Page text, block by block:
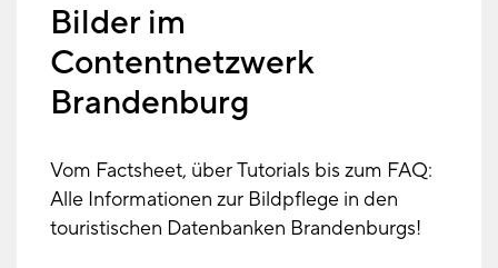
Bilder im
Contentnetzwerk
Brandenburg
Vom Factsheet, über Tutorials bis zum FAQ:
Alle Informationen zur Bildpflege in den
touristischen Datenbanken Brandenburgs!